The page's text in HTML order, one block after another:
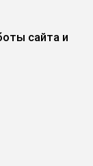
сайта и